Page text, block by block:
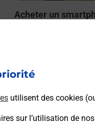
utilisent des cookies
sur l’utilisation de
Acheter un
SAINT MARTIN
En savoir plus